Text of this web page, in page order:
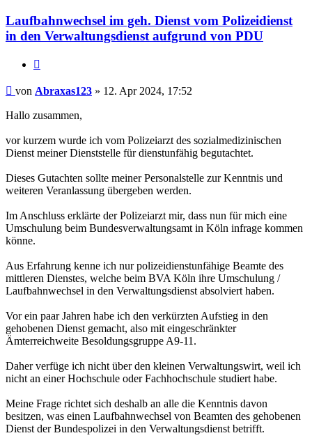
Laufbahnwechsel im geh. Dienst vom Polizeidienst
in den Verwaltungsdienst aufgrund von PDU
Beitrag
von Abraxas123 » 12. Apr 2024, 17:52
Hallo zusammen,
vor kurzem wurde ich vom Polizeiarzt des sozialmedizinischen
Dienst meiner Dienststelle für dienstunfähig begutachtet.
Dieses Gutachten sollte meiner Personalstelle zur Kenntnis und
weiteren Veranlassung übergeben werden.
Im Anschluss erklärte der Polizeiarzt mir, dass nun für mich eine
Umschulung beim Bundesverwaltungsamt in Köln infrage kommen
könne.
Aus Erfahrung kenne ich nur polizeidienstunfähige Beamte des
mittleren Dienstes, welche beim BVA Köln ihre Umschulung /
Laufbahnwechsel in den Verwaltungsdienst absolviert haben.
Vor ein paar Jahren habe ich den verkürzten Aufstieg in den
gehobenen Dienst gemacht, also mit eingeschränkter
Ämterreichweite Besoldungsgruppe A9-11.
Daher verfüge ich nicht über den kleinen Verwaltungswirt, weil ich
nicht an einer Hochschule oder Fachhochschule studiert habe.
Meine Frage richtet sich deshalb an alle die Kenntnis davon
besitzen, was einen Laufbahnwechsel von Beamten des gehobenen
Dienst der Bundespolizei in den Verwaltungsdienst betrifft.